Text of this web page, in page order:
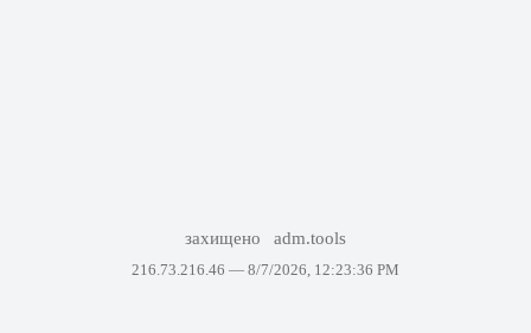
захищено adm.tools
216.73.216.46 — 8/7/2026, 12:23:36 PM